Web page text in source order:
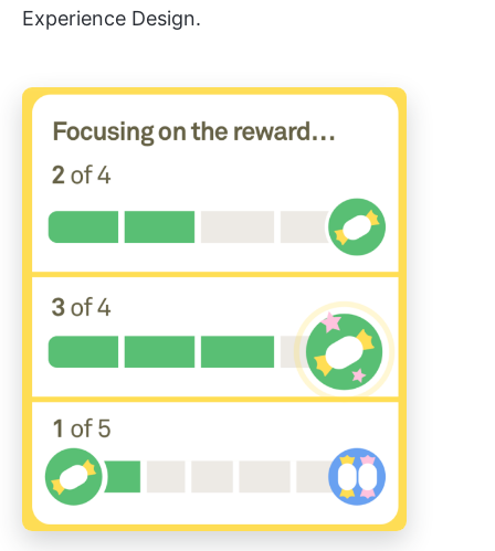
Experience Design.